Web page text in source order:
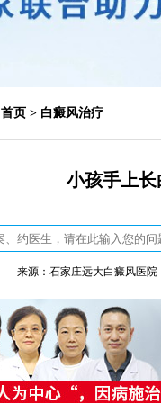
首页 > 白癜风治疗
小孩手上
来源：石家庄远大白癜风医院